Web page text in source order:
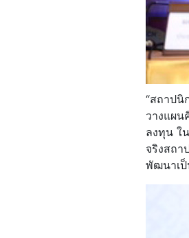
“สถาปนิ
วางแผน
ลงทุน ใ
จริงสถ
พัฒนาเ